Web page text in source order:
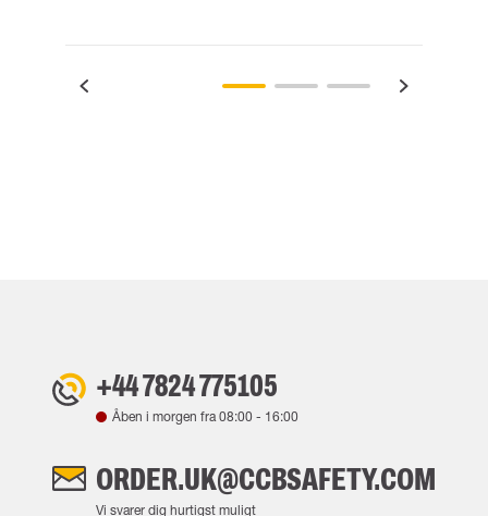
+44 7824 775105
Åben i morgen fra08:00 - 16:00
ORDER.UK@CCBSAFETY.COM
Vi svarer dig hurtigst muligt